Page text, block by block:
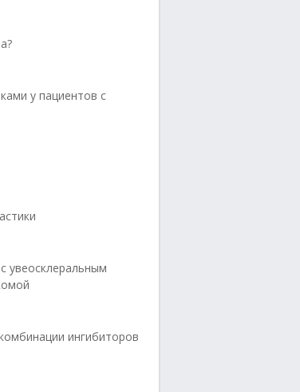
у пациентов с
увеосклеральным
ингибиторов